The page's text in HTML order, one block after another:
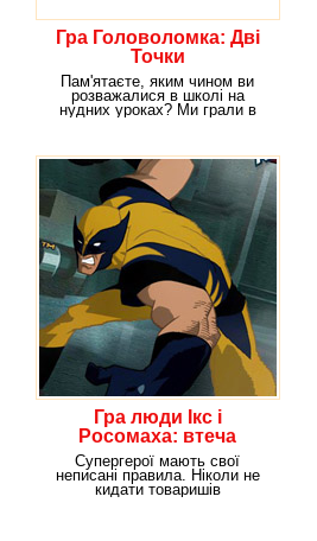
Гра Головоломка: Дві
Точки
Пам'ятаєте, яким чином ви
розважалися в школі на
нудних уроках? Ми грали в
Гра люди Ікс і
Росомаха: втеча
Супергерої мають свої
неписані правила. Ніколи не
кидати товаришів